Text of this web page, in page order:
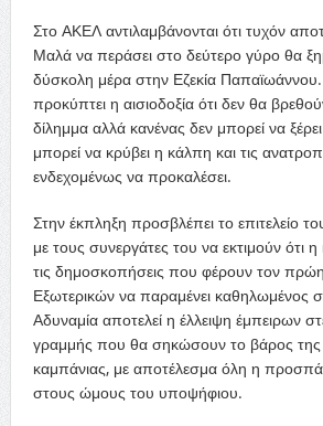
Στο ΑΚΕΛ αντιλαμβάνονται ότι τυχόν
Μαλά να περάσει στο δεύτερο γύρο θα
δύσκολη μέρα στην Εζεκία Παπαϊωάννου.
προκύπτει η αισιοδοξία ότι δεν θα
δίλημμα αλλά κανένας δεν μπορεί να
μπορεί να κρύβει η κάλπη και τις
ενδεχομένως να προκαλέσει.
Στην έκπληξη προσβλέπει το επιτελείο
με τους συνεργάτες του να εκτιμούν ότι
τις δημοσκοπήσεις που φέρουν τον
Εξωτερικών να παραμένει καθηλωμένος
Αδυναμία αποτελεί η έλλειψη έμπειρων
γραμμής που θα σηκώσουν το βάρος της
καμπάνιας, με αποτέλεσμα όλη η
στους ώμους του υποψήφιου.